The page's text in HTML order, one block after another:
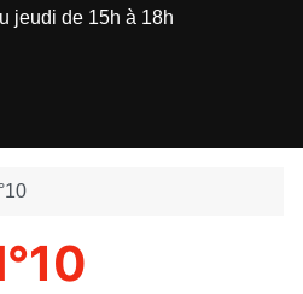
jeudi de 15h à 18h